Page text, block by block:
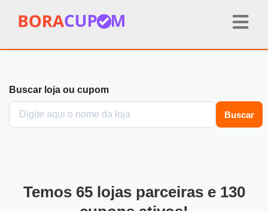
Buscar loja ou cupom
Buscar
Temos 65lojas parceiras e 130